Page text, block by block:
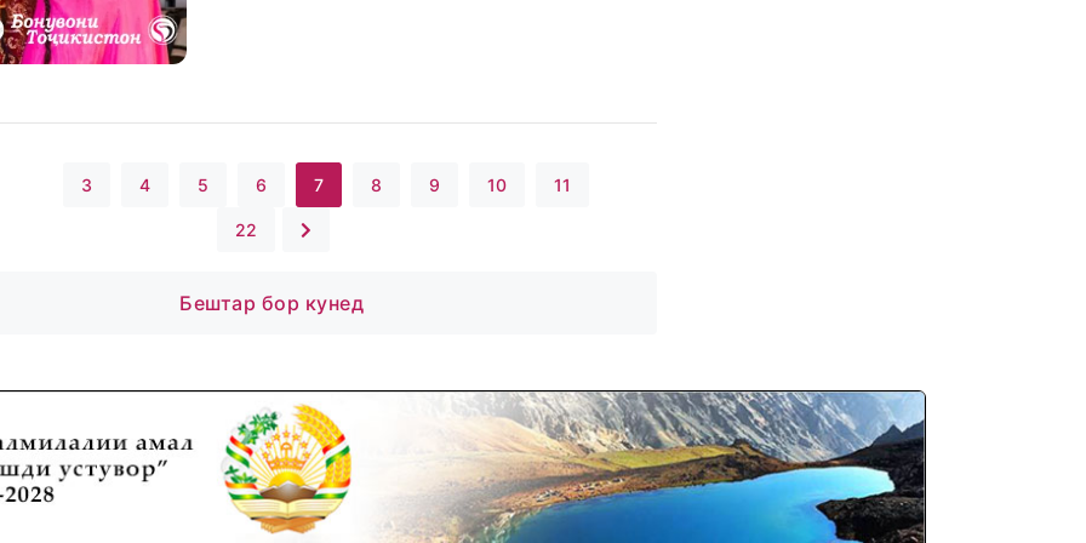
3 4 5 6 7 8 9 10 11
22
Бештар бор кунед